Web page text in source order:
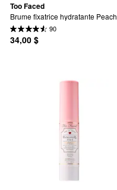
Too Faced
Brume fixatrice hydratante Peach
90
34,00 $